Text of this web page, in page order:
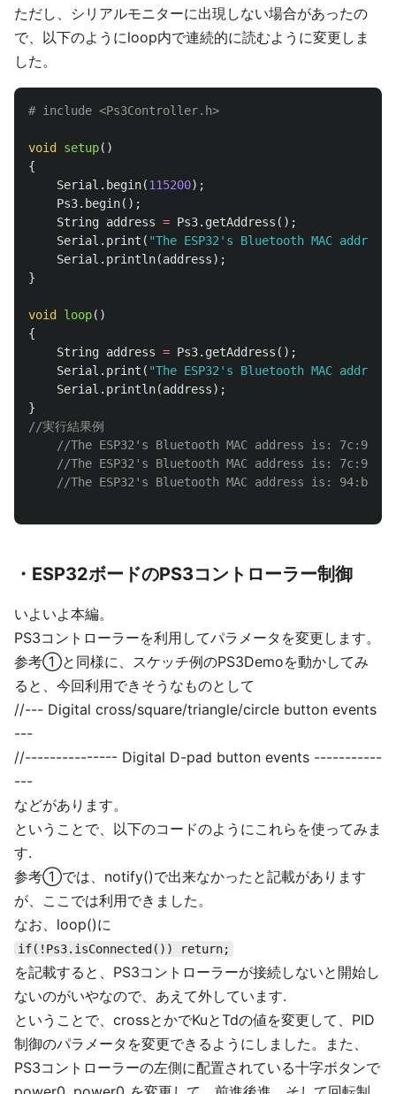
ただし、シリアルモニターに出現しない場合があったの
で、以下のようにloop内で連続的に読むように変更しま
した。
void setup()
{
Serial . begin(115200);
Ps3. begin();
String address = Ps3. getAddress ();
Serial . print ( "The ESP32's Bluetooth MAC
Serial . println(address);
}
void loop()
{
String address = Ps3. getAddress ();
Serial . print ( "The ESP32's Bluetooth MAC
Serial . println(address);
}
//実行結果例
//The ESP32's Bluetooth MAC address is:
//The ESP32's Bluetooth MAC address is:
//The ESP32's Bluetooth MAC address is:
・ESP32ボードのPS3コントローラー制御
いよいよ本編。
PS3コントローラーを利用してパラメータを変更します。
参考①と同様に、スケッチ例のPS3Demoを動かしてみ
ると、今回利用できそうなものとして
//--- Digital cross/square/triangle/circle button events
---
//--------------- Digital D-pad button events -----------
---
などがあります。
ということで、以下のコードのようにこれらを使ってみま
す.
参考①では、notify()で出来なかったと記載があります
が、ここでは利用できました。
なお、loop()に
if(!Ps3.isConnected()) return;
を記載すると、PS3コントローラーが接続しないと開始し
ないのがいやなので、あえて外しています.
ということで、crossとかでKuとTdの値を変更して、PID
制御のパラメータを変更できるようにしました。また、
PS3コントローラーの左側に配置されている十字ボタンで